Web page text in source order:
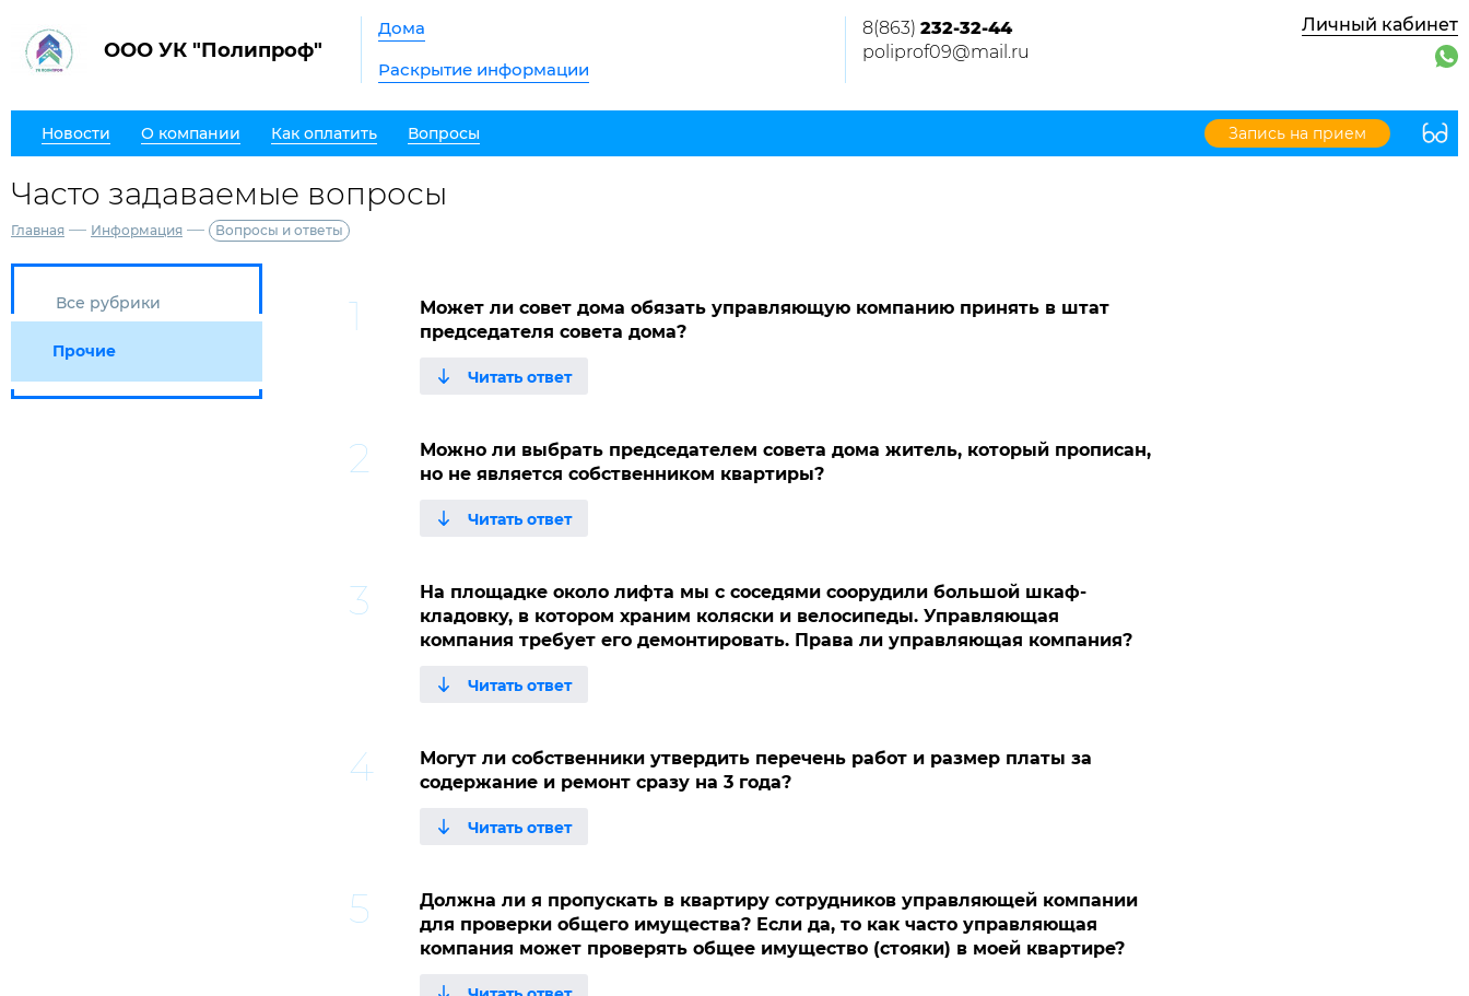
ООО УК "Полипроф"
Дома
Раскрытие информации
8(863) 232-32-44
poliprof09@mail.ru
Личный кабинет
Новости О компании Как оплатить Вопросы Запись на прием
Часто задаваемые вопросы
Главная — Информация — Вопросы и ответы
Все рубрики
Прочие
Может ли совет дома обязать управляющую компанию принять в штат
председателя совета дома?
Можно ли выбрать председателем совета дома житель, который прописан,
но не является собственником квартиры?
На площадке около лифта мы с соседями соорудили большой шкаф-
кладовку, в котором храним коляски и велосипеды. Управляющая
компания требует его демонтировать. Права ли управляющая компания?
Могут ли собственники утвердить перечень работ и размер платы за
содержание и ремонт сразу на 3 года?
Должна ли я пропускать в квартиру сотрудников управляющей компании
для проверки общего имущества? Если да, то как часто управляющая
компания может проверять общее имущество (стояки) в моей квартире?